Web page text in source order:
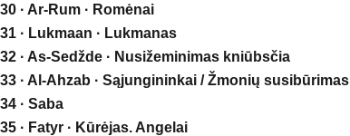
30 · Ar-Rum · Romėnai
31 · Lukmaan · Lukmanas
32 · As-Sedžde · Nusižeminimas kniūbsčia
33 · Al-Ahzab · Sąjungininkai / Žmonių susibūrimas
34 · Saba
35 · Fatyr · Kūrėjas. Angelai